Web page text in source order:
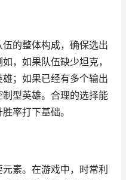
的整体构成，确保选出
，如果队伍缺少坦克，
；如果已经有多个输出
型英雄。合理的选择能
率打下基础。
素。在游戏中，时常利